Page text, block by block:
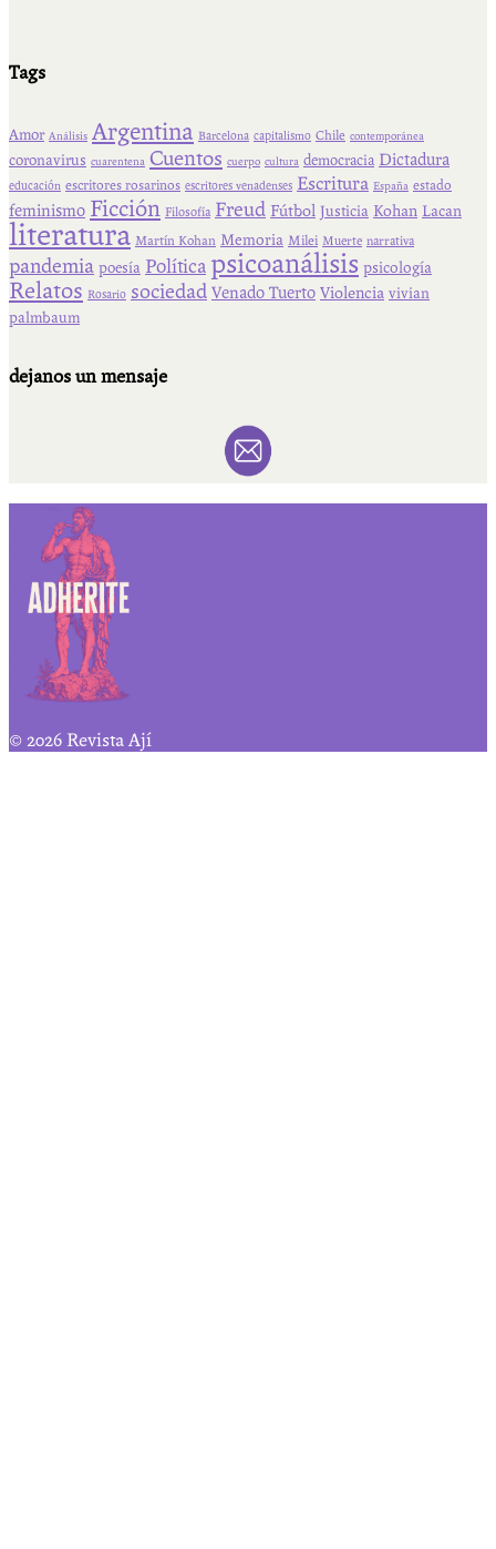
Tags
Amor Análisis Argentina Barcelona capitalismo Chile contemporánea
coronavirus cuarentena Cuentos cuerpo cultura democracia Dictadura
educación escritores rosarinos escritores venadenses Escritura España estado
feminismo Ficción Filosofía Freud Fútbol Justicia Kohan Lacan
literatura Martín Kohan Memoria Milei Muerte narrativa
pandemia poesía Política psicoanálisis psicología
Relatos Rosario sociedad Venado Tuerto Violencia vivian
palmbaum
dejanos un mensaje
© 2026 Revista Ají